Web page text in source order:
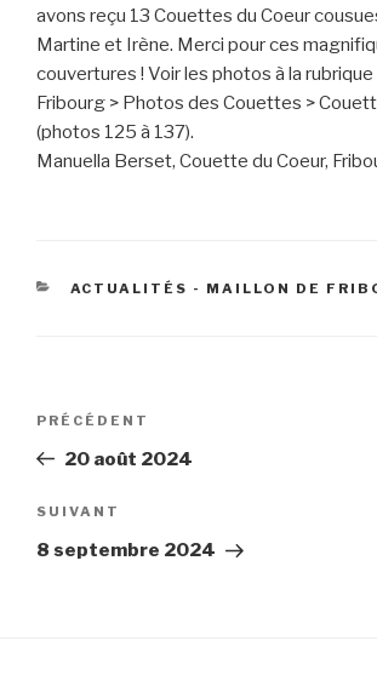
avons reçu 13 Couettes du Coeur
Martine et Irène. Merci pour ces
couvertures ! Voir les photos à la
Fribourg > Photos des Couettes >
(photos 125 à 137).
Manuella Berset, Couette du Coeur,
CATÉGORIES
ACTUALITÉS - MAILLON DE
Navigation
l’article
Article
précédent
PRÉCÉDENT
20 août 2024
Article
suivant
SUIVANT
8 septembre 2024